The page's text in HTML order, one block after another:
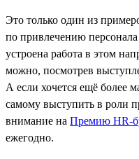
Это только один из
по привлечению
устроена работа в этом
можно, посмотрев
А если хочется ещё более
самому выступить в роли
внимание на Премию HR-
ежегодно.